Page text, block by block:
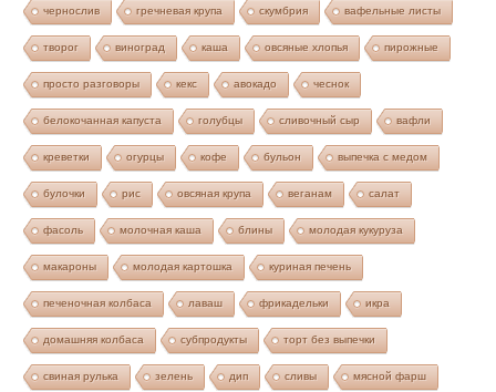
чернослив гречневая крупа скумбрия вафельные листы
творог виноград каша овсяные хлопья пирожные
просто разговоры кекс авокадо чеснок
белокочанная капуста голубцы сливочный сыр вафли
креветки огурцы кофе бульон выпечка с медом
булочки рис овсяная крупа веганам салат
фасоль молочная каша блины молодая кукуруза
макароны молодая картошка куриная печень
печеночная колбаса лаваш фрикадельки икра
домашняя колбаса субпродукты торт без выпечки
свиная рулька зелень дип сливы мясной фарш